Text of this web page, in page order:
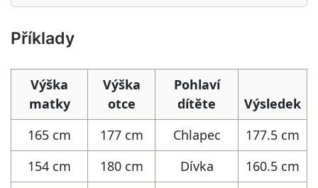
Příklady
Výška
matky
Výška
otce
Pohlaví
dítěte
Výsledek
165 cm
177 cm Chlapec
177.5 cm
154 cm
180 cm Dívka
160.5 cm